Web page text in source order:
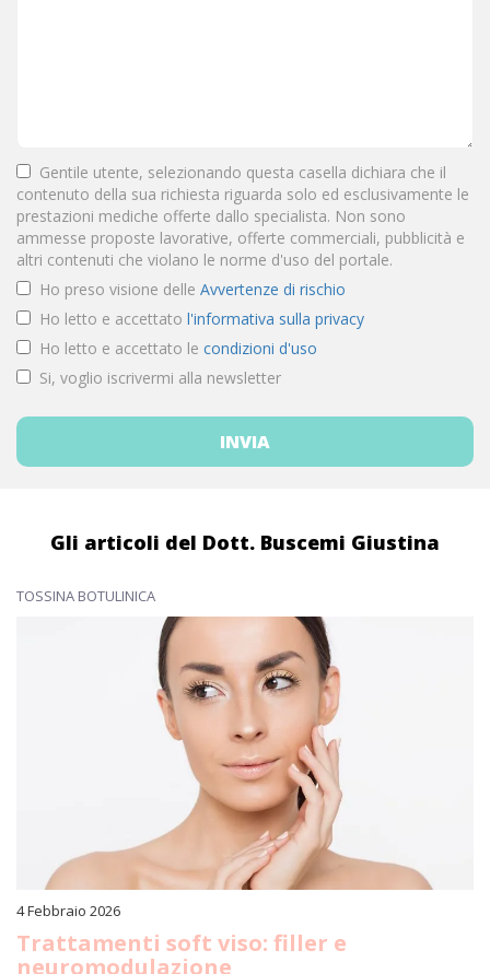
Gentile utente, selezionando questa casella dichiara che il
contenuto della sua richiesta riguarda solo ed esclusivamente le
prestazioni mediche offerte dallo specialista. Non sono
ammesse proposte lavorative, offerte commerciali, pubblicità e
altri contenuti che violano le norme d'uso del portale.
Ho preso visione delle Avvertenze di rischio
Ho letto e accettato l'informativa sulla privacy
Ho letto e accettato le condizioni d'uso
Si, voglio iscrivermi alla newsletter
Gli articoli del Dott. Buscemi Giustina
TOSSINA BOTULINICA
4 Febbraio 2026
Trattamenti soft viso: filler e
neuromodulazione